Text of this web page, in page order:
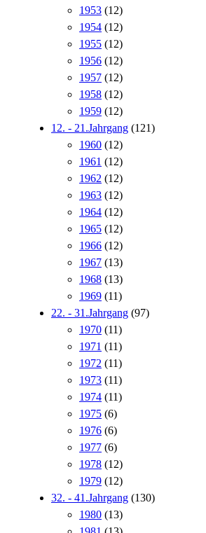
1953 (12)
1954 (12)
1955 (12)
1956 (12)
1957 (12)
1958 (12)
1959 (12)
12. - 21.Jahrgang (121)
1960 (12)
1961 (12)
1962 (12)
1963 (12)
1964 (12)
1965 (12)
1966 (12)
1967 (13)
1968 (13)
1969 (11)
22. - 31.Jahrgang (97)
1970 (11)
1971 (11)
1972 (11)
1973 (11)
1974 (11)
1975 (6)
1976 (6)
1977 (6)
1978 (12)
1979 (12)
32. - 41.Jahrgang (130)
1980 (13)